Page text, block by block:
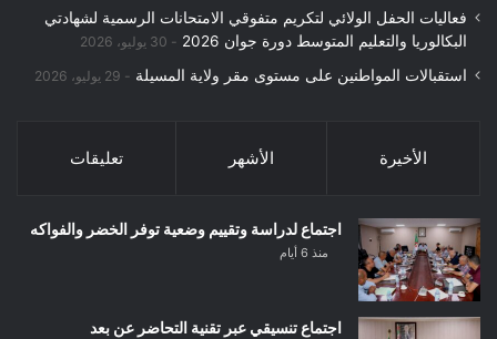
فعاليات الحفل الولائي لتكريم متفوقي الامتحانات الرسمية لشهادتي
البكالوريا والتعليم المتوسط دورة جوان 2026
30 يوليو، 2026
استقبالات المواطنين على مستوى مقر ولاية المسيلة 29 يوليو، 2026
الأخيرة الأشهر تعليقات
اجتماع لدراسة وتقييم وضعية توفر الخضر والفواكه
منذ 6 أيام
اجتماع تنسيقي عبر تقنية التحاضر عن بعد